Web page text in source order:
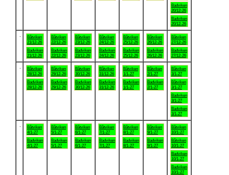
Badviken
20/12-26
Badviken
20/12-26
Båtviken
21/12-26
Badviken
21/12-26
Båtviken
22/12-26
Badviken
22/12-26
Båtviken
23/12-26
Badviken
23/12-26
Båtviken
24/12-26
Badviken
24/12-26
Båtviken
25/12-26
Badviken
25/12-26
Båtviken
26/12-26
Badviken
26/12-26
Båtviken
27/12-26
Badviken
27/12-26
Båtviken
28/12-26
Badviken
28/12-26
Båtviken
29/12-26
Badviken
29/12-26
Båtviken
30/12-26
Badviken
30/12-26
Båtviken
31/12-26
Badviken
31/12-26
Båtviken
1/1-27
Badviken
1/1-27
Båtviken
2/1-27
Badviken
2/1-27
Båtviken
3/1-27
Båtviken
3/1-27
Badviken
3/1-27
Badviken
3/1-27
Båtviken
4/1-27
Badviken
4/1-27
Båtviken
5/1-27
Badviken
5/1-27
Båtviken
6/1-27
Badviken
6/1-27
Båtviken
7/1-27
Badviken
7/1-27
Båtviken
8/1-27
Badviken
8/1-27
Båtviken
9/1-27
Badviken
9/1-27
Båtviken
10/1-27
Båtviken
10/1-27
Badviken
10/1-27
Badviken
10/1-27